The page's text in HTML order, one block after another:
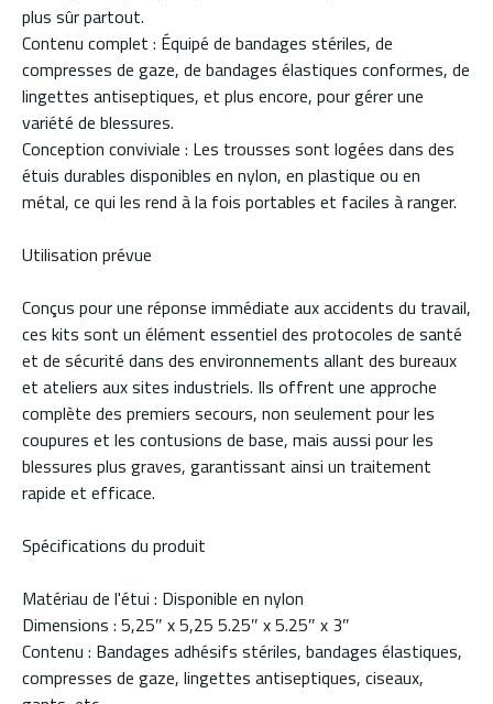
plus sûr partout.
Contenu complet : Équipé de bandages stériles, de
compresses de gaze, de bandages élastiques conformes, de
lingettes antiseptiques, et plus encore, pour gérer une
variété de blessures.
Conception conviviale : Les trousses sont logées dans des
étuis durables disponibles en nylon, en plastique ou en
métal, ce qui les rend à la fois portables et faciles à ranger.
Utilisation prévue
Conçus pour une réponse immédiate aux accidents du travail,
ces kits sont un élément essentiel des protocoles de santé
et de sécurité dans des environnements allant des bureaux
et ateliers aux sites industriels. Ils offrent une approche
complète des premiers secours, non seulement pour les
coupures et les contusions de base, mais aussi pour les
blessures plus graves, garantissant ainsi un traitement
rapide et efficace.
Spécifications du produit
Matériau de l'étui : Disponible en nylon
Dimensions : 5,25″ x 5,25 5.25″ x 5.25″ x 3″
Contenu : Bandages adhésifs stériles, bandages élastiques,
compresses de gaze, lingettes antiseptiques, ciseaux,